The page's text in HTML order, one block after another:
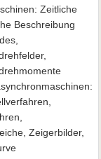
Zeitliche
Beschreibung
Zeigerbilder,